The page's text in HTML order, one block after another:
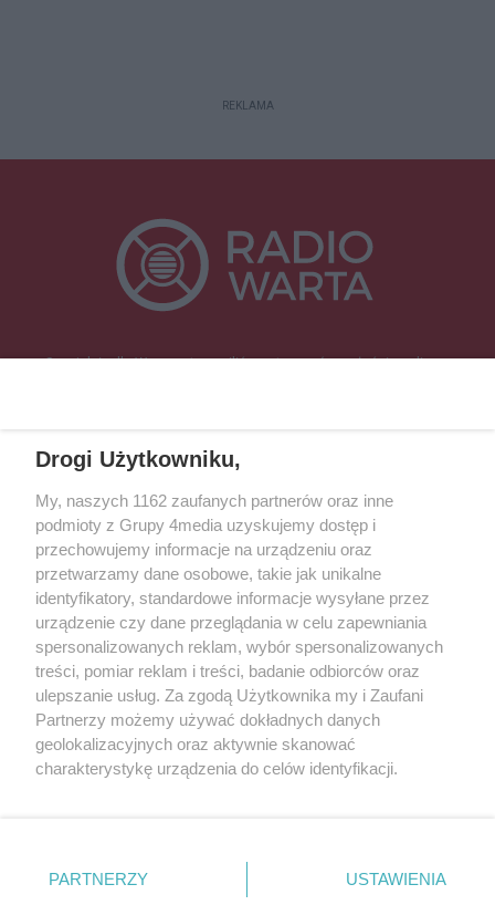
REKLAMA
Specjalnie dla Was postanowiliśmy stworzyć rozgłośnię radiową
Śrem, Jarocin, Gniezno, Ostrów Wlkp.).
Kontakt Reklama Patronat
Dane firmowe
Regulamin serwisu i ogłoszeń drobnych
Regulamin konkursów
Polityka prywatności
Przetwarzanie danych osobowych
Zapisz się do newslettera
Dołącz do grona ludzi najlepiej poinformowanych!
Zapisz się »
Drogi Użytkowniku,
My, naszych 1162 zaufanych partnerów oraz inne
podmioty z Grupy 4media uzyskujemy dostęp i
przechowujemy informacje na urządzeniu oraz
przetwarzamy dane osobowe, takie jak unikalne
identyfikatory, standardowe informacje wysyłane przez
urządzenie czy dane przeglądania w celu zapewniania
spersonalizowanych reklam, wybór spersonalizowanych
treści, pomiar reklam i treści, badanie odbiorców oraz
ulepszanie usług. Za zgodą Użytkownika my i Zaufani
Partnerzy możemy używać dokładnych danych
geolokalizacyjnych oraz aktywnie skanować
charakterystykę urządzenia do celów identyfikacji.
zmienić/wycofać klikając przycisk ustawień prywatności
znajdujący się w lewym dolnym rogu strony
. Niektóre
PARTNERZY USTAWIENIA